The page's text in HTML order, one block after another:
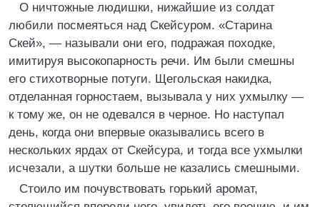
О ничтожные людишки, нижайшие из солдат
любили посмеяться над Скейсуром. «Старина
Скей», — называли они его, подражая походке,
имитируя высокопарность речи. Им были смешны
его стихотворные потуги. Щегольская накидка,
отделанная горностаем, вызывала у них ухмылку —
к тому же, он не одевался в черное. Но наступал
день, когда они впервые оказывались всего в
нескольких ярдах от Скейсура, и тогда все ухмылки
исчезали, а шутки больше не казались смешными.
Стоило им почувствовать горький аромат,